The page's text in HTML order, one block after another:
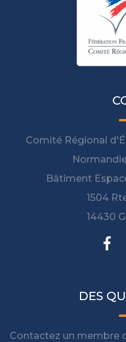
Comité Régional
Bâtiment
1504
14430
DES
Contactez un membre